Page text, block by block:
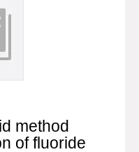
method
of fluoride